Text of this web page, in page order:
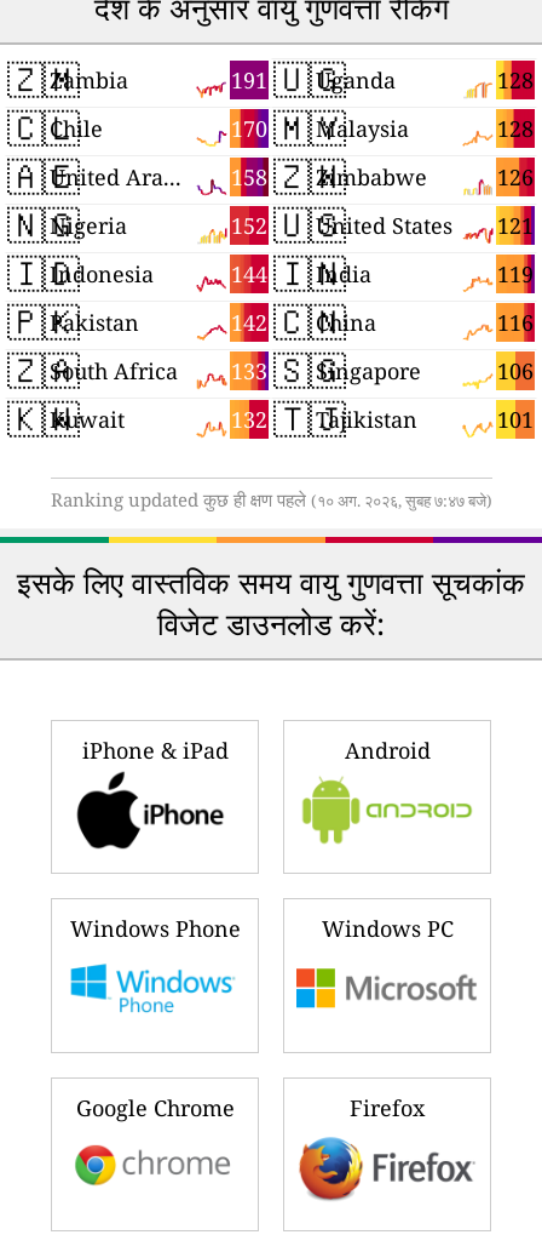
🇿🇲 191
Zambia
🇨🇱 170
Chile
🇦🇪 158
United Arab Emirates
🇳🇬 152
Nigeria
🇮🇩 144
Indonesia
🇵🇰 142
Pakistan
🇿🇦 133
South Africa
🇰🇼 132
Kuwait
🇺🇬 128
Uganda
🇲🇾 128
Malaysia
🇿🇼 126
Zimbabwe
🇺🇸 121
United States
🇮🇳 119
India
🇨🇳 116
China
🇸🇬 106
Singapore
🇹🇯 101
Tajikistan
Ranking updated कुछ ही क्षण पहले (१० अग. २०२६, सुबह ७:४७ बजे)
इसके लिए वास्तविक समय वायु गुणवत्ता सूचकांक
विजेट डाउनलोड करें:
iPhone & iPad Android
Windows Phone Windows PC
Google Chrome Firefox